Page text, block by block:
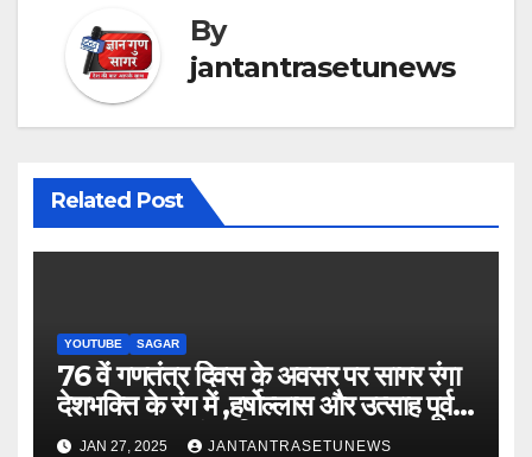
By
jantantrasetunews
Related Post
YOUTUBE SAGAR
76 वें गणतंत्र दिवस के अवसर पर सागर रंगा
देशभक्ति के रंग में ,हर्षोल्लास और उत्साह पूर्वक
मनाया गया गणतंत्र दिवस
JAN 27, 2025 JANTANTRASETUNEWS